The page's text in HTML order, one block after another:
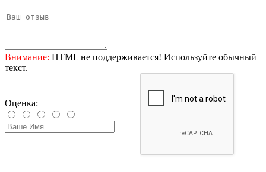
Внимание: HTML не поддерживается! Используйте обычный
текст.
Оценка: